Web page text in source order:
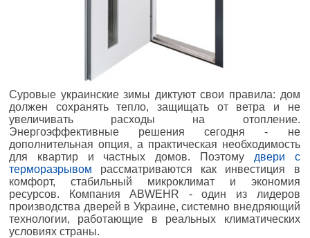
Суровые украинские зимы диктуют свои правила: дом
должен сохранять тепло, защищать от ветра и не
увеличивать расходы на отопление.
Энергоэффективные решения сегодня - не
дополнительная опция, а практическая необходимость
для квартир и частных домов. Поэтому двери с
терморазрывом рассматриваются как инвестиция в
комфорт, стабильный микроклимат и экономия
ресурсов. Компания ABWEHR - один из лидеров
производства дверей в Украине, системно внедряющий
технологии, работающие в реальных климатических
условиях страны.